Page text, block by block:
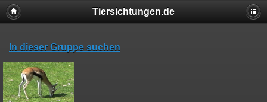
Tiersichtungen.de
In dieser Gruppe suchen